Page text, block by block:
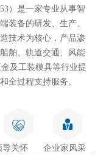
）是一家专业从事智
装备的研发、生产、
技术为核心，产品渗
舶、轨道交通、风能
及工装模具等行业提
全过程支持服务。
导关怀 企业家风采